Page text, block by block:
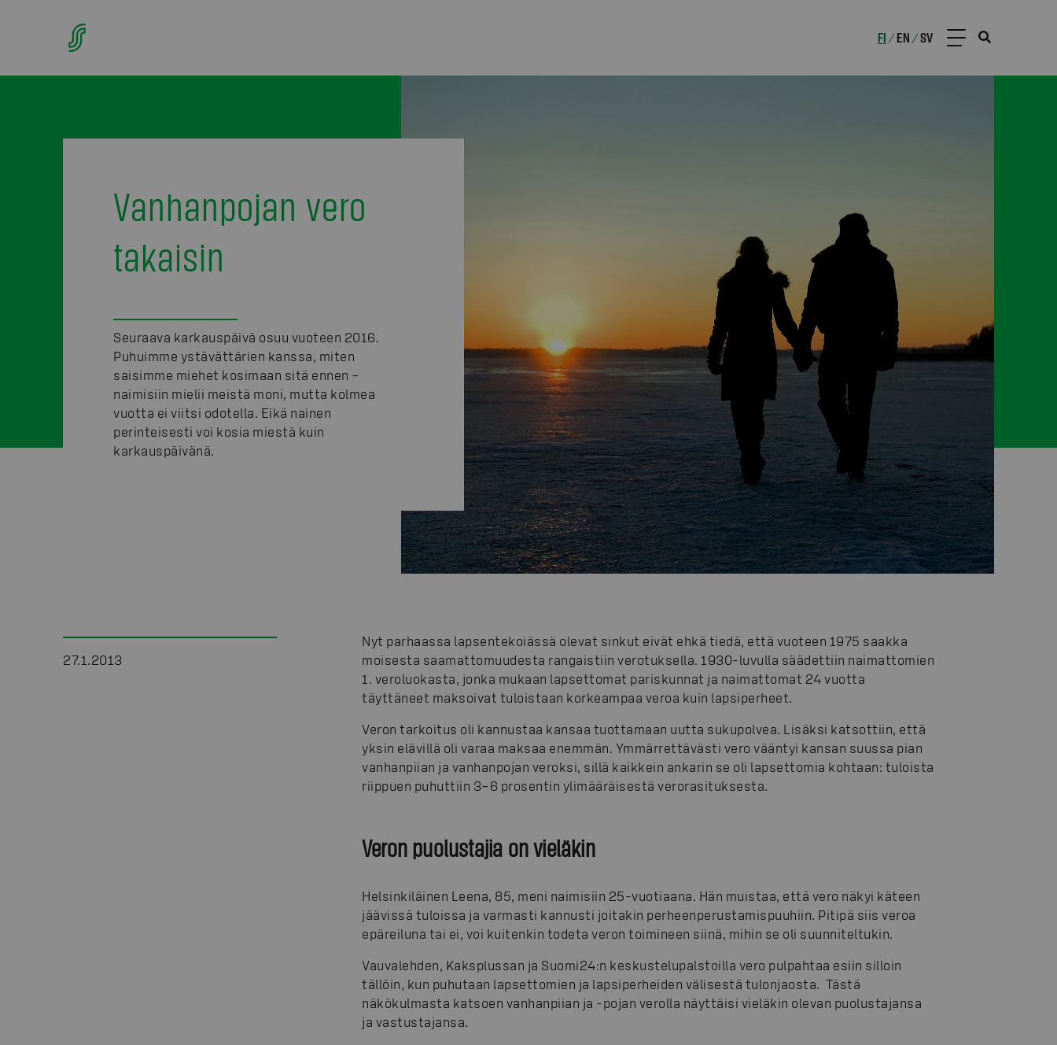
FI /EN /SV
Vanhanpojan vero
takaisin
Seuraava karkauspäivä osuu vuoteen 2016.
Puhuimme ystävättärien kanssa, miten
saisimme miehet kosimaan sitä ennen –
naimisiin mielii meistä moni, mutta kolmea
vuotta ei viitsi odotella. Eikä nainen
perinteisesti voi kosia miestä kuin
karkauspäivänä.
27.1.2013
Nyt parhaassa lapsentekoiässä olevat sinkut eivät ehkä tiedä, että vuoteen 1975 saakka
moisesta saamattomuudesta rangaistiin verotuksella. 1930-luvulla säädettiin naimattomien
1. veroluokasta, jonka mukaan lapsettomat pariskunnat ja naimattomat 24 vuotta
täyttäneet maksoivat tuloistaan korkeampaa veroa kuin lapsiperheet.
Veron tarkoitus oli kannustaa kansaa tuottamaan uutta sukupolvea. Lisäksi katsottiin, että
yksin elävillä oli varaa maksaa enemmän. Ymmärrettävästi vero vääntyi kansan suussa pian
vanhanpiian ja vanhanpojan veroksi, sillä kaikkein ankarin se oli lapsettomia kohtaan: tuloista
riippuen puhuttiin 3–6 prosentin ylimääräisestä verorasituksesta.
Veron puolustajia on vieläkin
Helsinkiläinen Leena, 85, meni naimisiin 25-vuotiaana. Hän muistaa, että vero näkyi käteen
jäävissä tuloissa ja varmasti kannusti joitakin perheenperustamispuuhiin. Pitipä siis veroa
epäreiluna tai ei, voi kuitenkin todeta veron toimineen siinä, mihin se oli suunniteltukin.
Vauvalehden, Kaksplussan ja Suomi24:n keskustelupalstoilla vero pulpahtaa esiin silloin
tällöin, kun puhutaan lapsettomien ja lapsiperheiden välisestä tulonjaosta. Tästä
näkökulmasta katsoen vanhanpiian ja -pojan verolla näyttäisi vieläkin olevan puolustajansa
ja vastustajansa.